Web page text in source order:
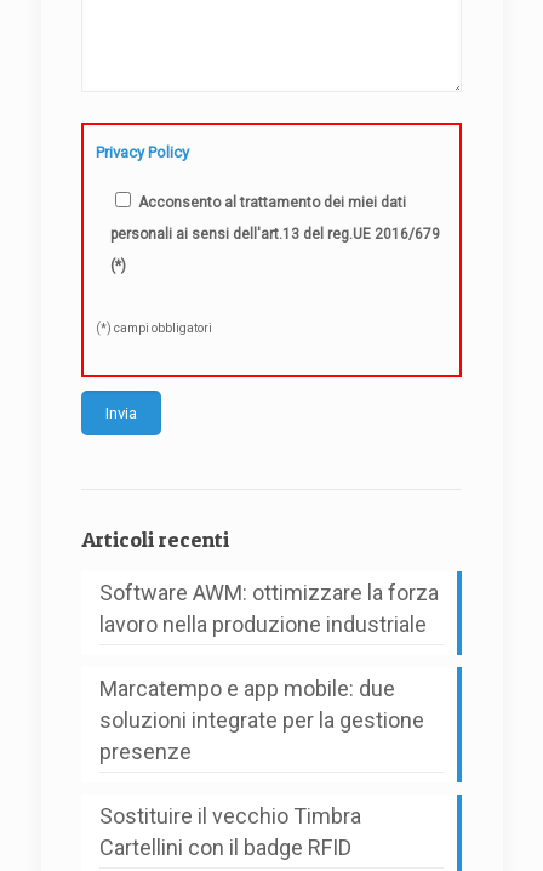
Privacy Policy
Acconsento al trattamento dei miei dati
personali ai sensi dell'art.13 del reg.UE 2016/679
(*)
(*) campi obbligatori
Articoli recenti
Software AWM: ottimizzare la forza
lavoro nella produzione industriale
Marcatempo e app mobile: due
soluzioni integrate per la gestione
presenze
Sostituire il vecchio Timbra
Cartellini con il badge RFID